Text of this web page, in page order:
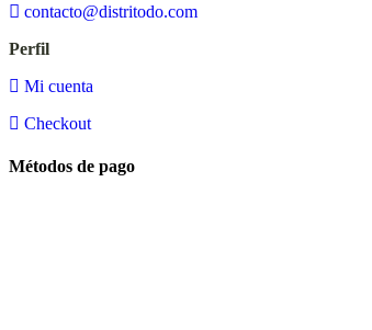
contacto@distritodo.com
Perfil
Mi cuenta
Checkout
Métodos de pago